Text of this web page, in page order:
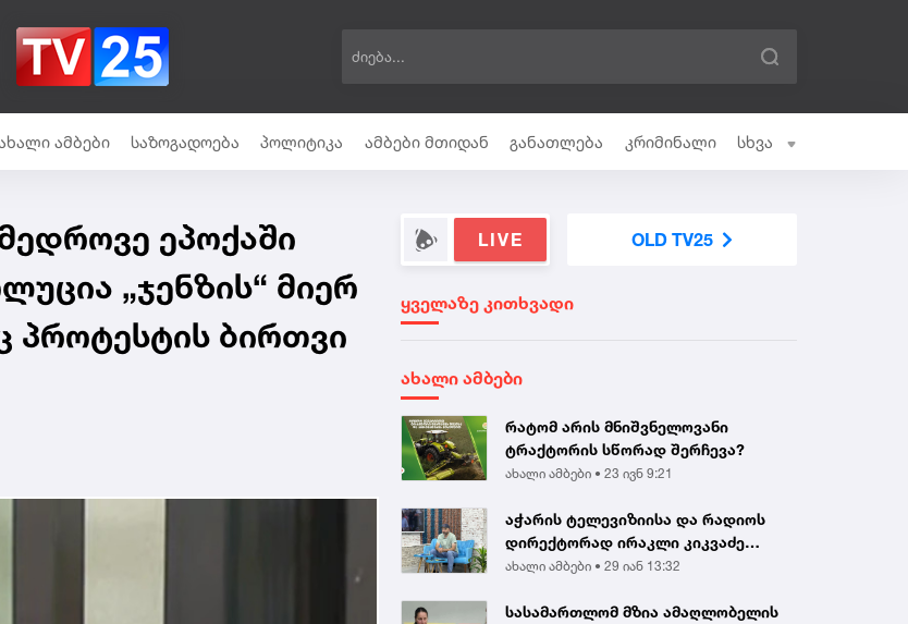
ამბები საზოგადოება პოლიტიკა ამბები მთიდან განათლება კრიმინალი სხვა
ეპოქაში
„ჯენზის“ მიერ
პროტესტის ბირთვი
LIVE OLD TV25
ყველაზე კითხვადი
ახალი ამბები
რატომ არის მნიშვნელოვანი
ტრაქტორის სწორად შერჩევა?
ახალი ამბები • 23 ივნ 9:21
აჭარის ტელევიზიისა და რადიოს
დირექტორად ირაკლი კიკვაძე
აირჩიეს
ახალი ამბები • 29 იან 13:32
სასამართლომ მზია ამაღლობელის